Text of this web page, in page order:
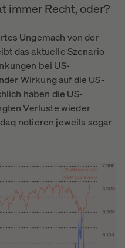
immer Recht, oder?
Ungemach von der
das aktuelle Szenario
bei US-
Wirkung auf die US-
haben die US-
Verluste wieder
notieren jeweils sogar